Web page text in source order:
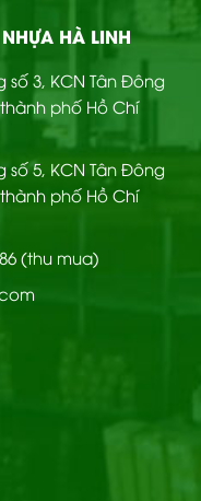
HÀ LINH
số 3, KCN Tân Đông
phố Hồ Chí
số 5, KCN Tân Đông
phố Hồ Chí
(thu mua)